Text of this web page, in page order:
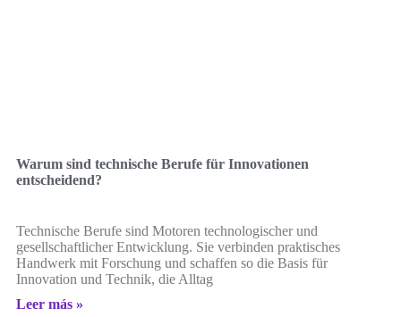
Warum sind technische Berufe für Innovationen
entscheidend?
Technische Berufe sind Motoren technologischer und
gesellschaftlicher Entwicklung. Sie verbinden praktisches
Handwerk mit Forschung und schaffen so die Basis für
Innovation und Technik, die Alltag
Leer más »